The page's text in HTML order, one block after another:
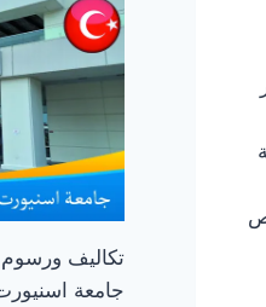
تكاليف ورسوم
جامعة